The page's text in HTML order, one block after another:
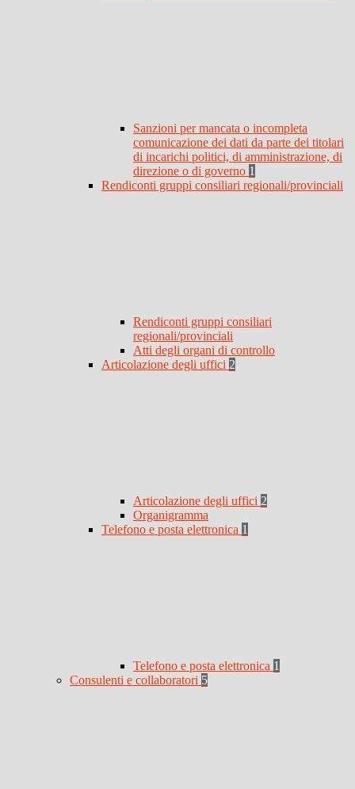
Sanzioni per mancata o incompleta
comunicazione dei dati da parte dei titolari
di incarichi politici, di amministrazione, di
direzione o di governo 1
Rendiconti gruppi consiliari regionali/provinciali
Rendiconti gruppi consiliari
regionali/provinciali
Atti degli organi di controllo
Articolazione degli uffici 2
Articolazione degli uffici 2
Organigramma
Telefono e posta elettronica 1
Telefono e posta elettronica 1
Consulenti e collaboratori 5